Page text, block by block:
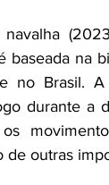
baseada na
no Brasil.
durante a
outras